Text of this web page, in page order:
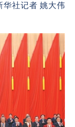
华社记者 姚大伟